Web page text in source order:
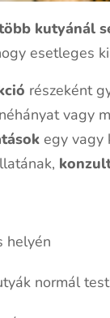
kutyánál
esetleges
részeként
vagy
egy vagy
helyén
normál